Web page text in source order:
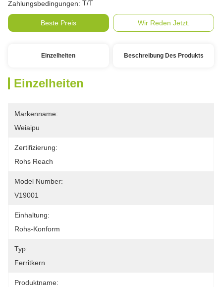
Zahlungsbedingungen: T/T
Beste Preis Wir Reden Jetzt.
Einzelheiten Beschreibung Des Produkts
Einzelheiten
Markenname:
Weiaipu
Zertifizierung:
Rohs Reach
Model Number:
V19001
Einhaltung:
Rohs-Konform
Typ:
Ferritkern
Produktname: